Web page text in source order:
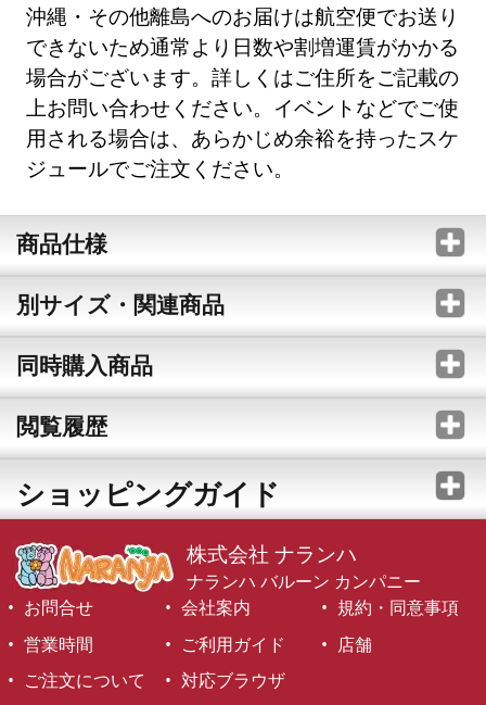
沖縄・その他離島へのお届けは航空便でお送り
できないため通常より日数や割増運賃がかかる
場合がございます。詳しくはご住所をご記載の
上お問い合わせください。イベントなどでご使
用される場合は、あらかじめ余裕を持ったスケ
ジュールでご注文ください。
商品仕様
別サイズ・関連商品
同時購入商品
閲覧履歴
ショッピングガイド
株式会社 ナランハ
ナランハ バルーン カンパニー
お問合せ
会社案内
規約・同意事項
営業時間
ご利用ガイド
店舗
ご注文について
対応ブラウザ